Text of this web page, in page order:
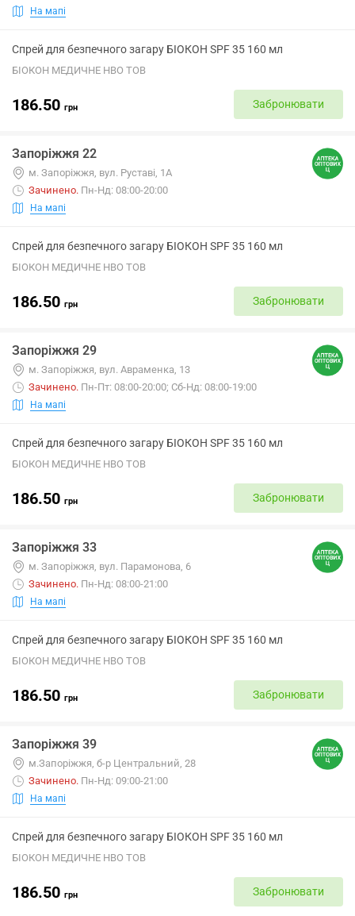
На мапі
Спрей для безпечного загару БІОКОН SPF 35 160 мл
БІОКОН МЕДИЧНЕ НВО ТОВ
186.50 грн Забронювати
Запоріжжя 22
м. Запоріжжя, вул. Руставі, 1А
Зачинено. Пн-Нд: 08:00-20:00
На мапі
Спрей для безпечного загару БІОКОН SPF 35 160 мл
БІОКОН МЕДИЧНЕ НВО ТОВ
186.50 грн Забронювати
Запоріжжя 29
м. Запоріжжя, вул. Авраменка, 13
Зачинено. Пн-Пт: 08:00-20:00; Сб-Нд: 08:00-19:00
На мапі
Спрей для безпечного загару БІОКОН SPF 35 160 мл
БІОКОН МЕДИЧНЕ НВО ТОВ
186.50 грн Забронювати
Запоріжжя 33
м. Запоріжжя, вул. Парамонова, 6
Зачинено. Пн-Нд: 08:00-21:00
На мапі
Спрей для безпечного загару БІОКОН SPF 35 160 мл
БІОКОН МЕДИЧНЕ НВО ТОВ
186.50 грн Забронювати
Запоріжжя 39
м.Запоріжжя, б-р Центральний, 28
Зачинено. Пн-Нд: 09:00-21:00
На мапі
Спрей для безпечного загару БІОКОН SPF 35 160 мл
БІОКОН МЕДИЧНЕ НВО ТОВ
186.50 грн Забронювати